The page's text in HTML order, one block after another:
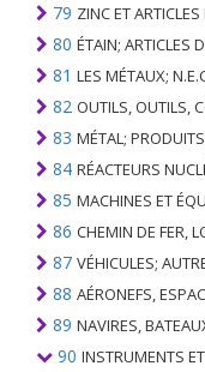
79 ZINC ET ARTICLES
80 ÉTAIN; ARTICLES
81 LES MÉTAUX;
82 OUTILS, OUTILS, COUVERTS,
83 MÉTAL;
84 RÉACTEURS NUCLÉAIRES,
85 MACHINES ET ÉQUIPEMENTS ÉLECTRIQUES ET LEURS PARTIES;
86 CHEMIN DE FER, LOCOMOTIVES DE TRAMWAY, MATÉRIEL ROULANT ET LEURS
87 VÉHICULES; AUTRES QUE LE
88 AÉRONEFS,
89 NAVIRES,
90 INSTRUMENTS ET APPAREILS OPTIQUES,